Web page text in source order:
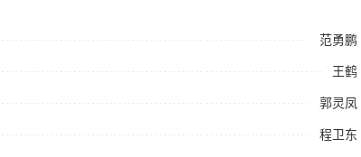
范勇鹏
王鹤
郭灵凤
程卫东